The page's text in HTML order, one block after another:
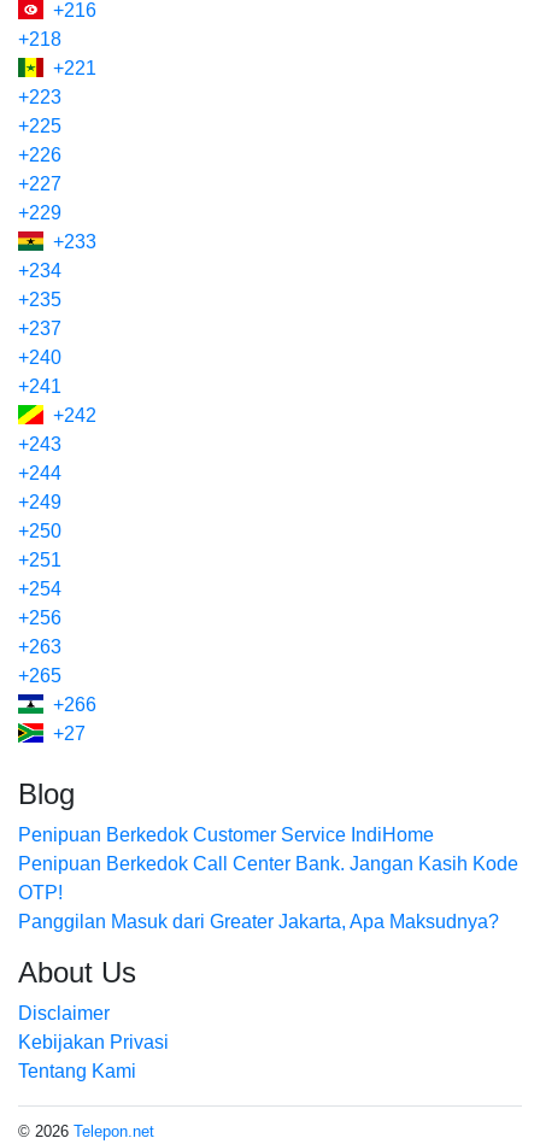
+216
+218
+221
+223
+225
+226
+227
+229
+233
+234
+235
+237
+240
+241
+242
+243
+244
+249
+250
+251
+254
+256
+263
+265
+266
+27
Blog
Penipuan Berkedok Customer Service IndiHome
Penipuan Berkedok Call Center Bank. Jangan Kasih Kode
OTP!
Panggilan Masuk dari Greater Jakarta, Apa Maksudnya?
About Us
Disclaimer
Kebijakan Privasi
Tentang Kami
© 2026 Telepon.net